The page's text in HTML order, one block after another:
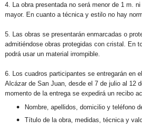
4. La obra presentada no será menor de 1 m.
mayor. En cuanto a técnica y estilo no hay
5. Las obras se presentarán enmarcadas o
admitiéndose obras protegidas con cristal. En
podrá usar un material irrompible.
6. Los cuadros participantes se entregarán en
Alcázar de San Juan, desde el 7 de julio al 12
momento de la entrega se expedirá un recibo
Nombre, apellidos, domicilio y teléfono
Título de la obra, medidas, técnica y